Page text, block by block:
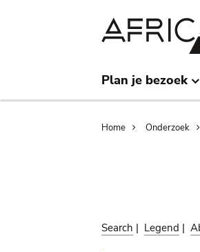
Plan je bezoek
Home Onderzoek
Search | Legend |